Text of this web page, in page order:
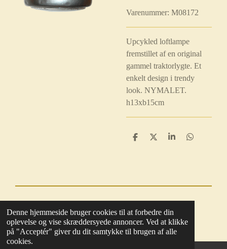
Denne hjemmeside bruger cookies til at forbedre din
oplevelse og vise skræddersyede annoncer. Ved at klikke
på "Acceptér" giver du dit samtykke til brugen af alle
cookies.
Varenummer: M08172
Upcykled loftlampe
fremstillet af en original
gammel traktorlygte. Et
enkelt design i trendy
look. NYMALET.
h13xb15cm
D
D
D
D
© 2025 - 2026 Boutique BoHome
Drevet afWebador